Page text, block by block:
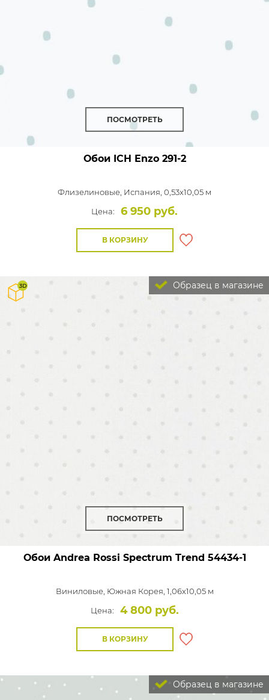
ПОСМОТРЕТЬ
Обои ICH Enzo291-2
Флизелиновые, Испания, 0,53x10,05 м
Цена:
6 950 руб.
В КОРЗИНУ
Образец в магазине
ПОСМОТРЕТЬ
Обои Andrea Rossi Spectrum Trend 54434-1
Виниловые, Южная Корея, 1,06x10,05 м
Цена:
4 800 руб.
В КОРЗИНУ
Образец в магазине